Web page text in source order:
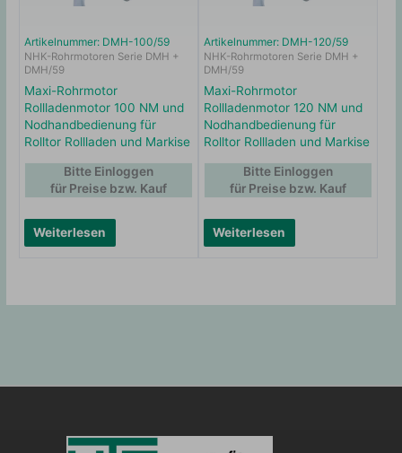
Artikelnummer: DMH-100/59
NHK-Rohrmotoren Serie DMH +
DMH/59
Maxi-Rohrmotor
Rollladenmotor 100 NM und
Nodhandbedienung für
Rolltor Rollladen und Markise
Weiterlesen
Bitte Einloggen
für Preise bzw. Kauf
Artikelnummer: DMH-120/59
NHK-Rohrmotoren Serie DMH +
DMH/59
Maxi-Rohrmotor
Rollladenmotor 120 NM und
Nodhandbedienung für
Rolltor Rollladen und Markise
Weiterlesen
Bitte Einloggen
für Preise bzw. Kauf